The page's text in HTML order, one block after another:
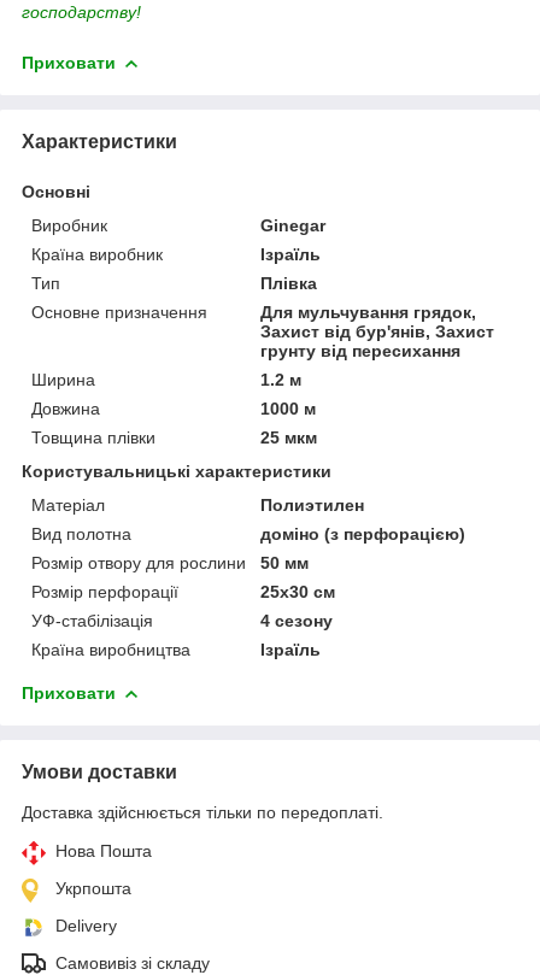
господарству!
Приховати
Характеристики
Основні
Виробник
Ginegar
Країна виробник
Ізраїль
Тип
Плівка
Основне призначення
Для мульчування грядок,
Захист від бур'янів, Захист
грунту від пересихання
Ширина
1.2 м
Довжина
1000 м
Товщина плівки
25 мкм
Користувальницькі характеристики
Матеріал
Полиэтилен
Вид полотна
доміно (з перфорацією)
Розмір отвору для рослини
50 мм
Розмір перфорації
25х30 см
УФ-стабілізація
4 сезону
Країна виробництва
Ізраїль
Приховати
Умови доставки
Доставка здійснюється тільки по передоплаті.
Нова Пошта
Укрпошта
Delivery
Самовивіз зі складу